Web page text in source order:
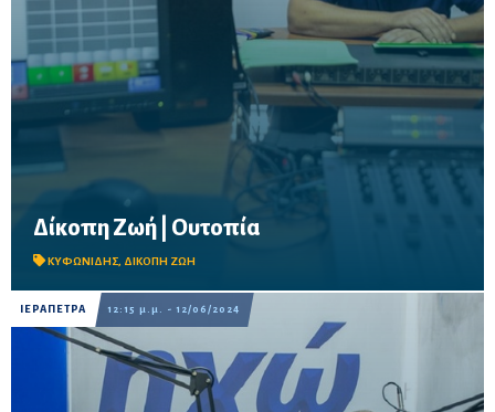
Δίκοπη Ζωή | Ουτοπία
ΚΥΦΩΝΙΔΗΣ, ΔΙΚΟΠΗ ΖΩΗ
Ακούστε εδώ την εκπομπή της 26.06.2024 με τον Νίκο Κυφωνίδη
ΙΕΡΑΠΕΤΡΑ 12:15 μ.μ. - 12/06/2024